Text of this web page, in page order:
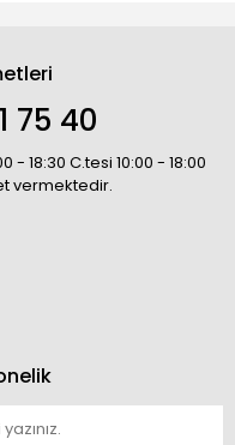
75 40
18:30 C.tesi 10:00 - 18:00
vermektedir.